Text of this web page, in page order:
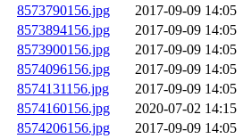
8573790156.jpg
2017-09-09 14:05
8573894156.jpg
2017-09-09 14:05
8573900156.jpg
2017-09-09 14:05
8574096156.jpg
2017-09-09 14:05
8574131156.jpg
2017-09-09 14:05
8574160156.jpg
2020-07-02 14:15
8574206156.jpg
2017-09-09 14:05